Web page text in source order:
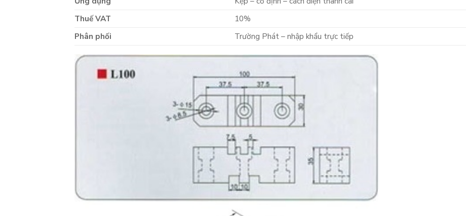
Thuế VAT
10%
Phân phối
Trường Phát – nhập khẩu trực tiếp